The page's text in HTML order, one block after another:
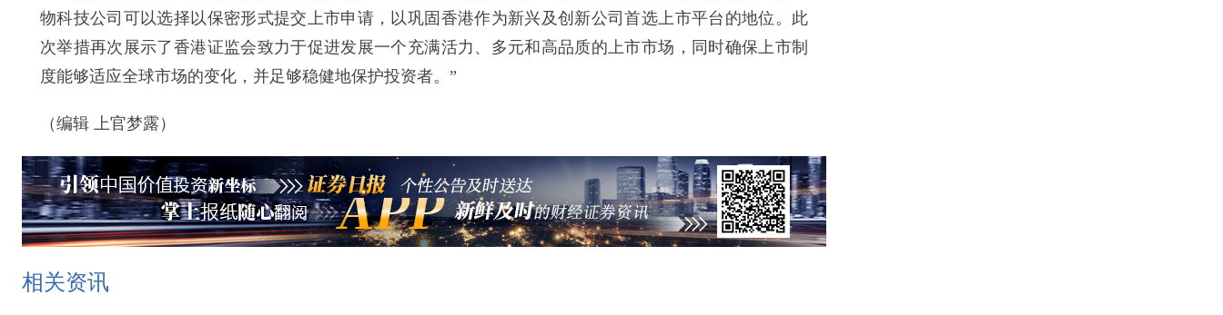
物科技公司可以选择以保密形式提交上市申请，以巩固香港作为新兴及创新公司首选上市平台的地位。此
次举措再次展示了香港证监会致力于促进发展一个充满活力、多元和高品质的上市市场，同时确保上市制
度能够适应全球市场的变化，并足够稳健地保护投资者。”
（编辑 上官梦露）
相关资讯